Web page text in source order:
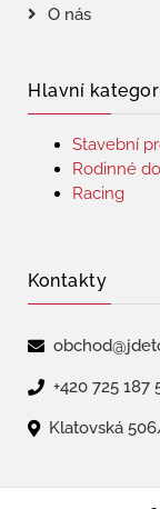
O nás
Hlavní
Stavební
Rodinné
Racing
Kontakty
+420 725 187
Klatovská